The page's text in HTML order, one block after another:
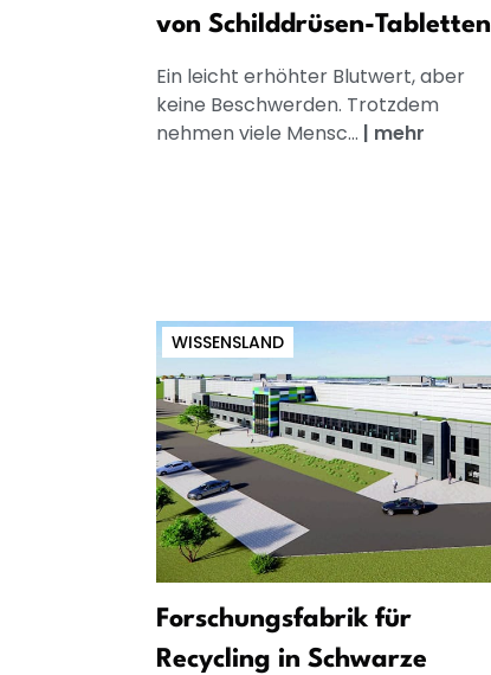
von Schilddrüsen-Tabletten
Ein leicht erhöhter Blutwert, aber
keine Beschwerden. Trotzdem
nehmen viele Mensc... | mehr
WISSENSLAND
Forschungsfabrik für
Recycling in Schwarze